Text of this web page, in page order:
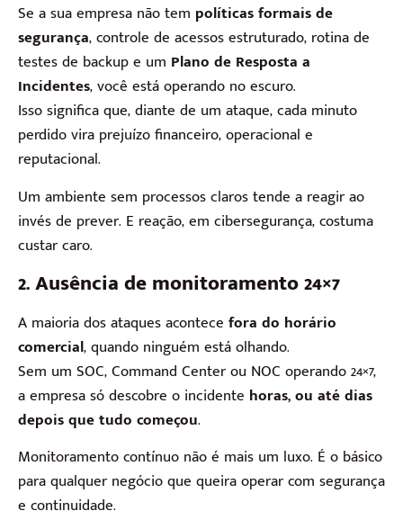
Se a sua empresa não tem políticas formais de
segurança, controle de acessos estruturado, rotina de
testes de backup e um Plano de Resposta a
Incidentes, você está operando no escuro.
Isso significa que, diante de um ataque, cada minuto
perdido vira prejuízo financeiro, operacional e
reputacional.
Um ambiente sem processos claros tende a reagir ao
invés de prever. E reação, em cibersegurança, costuma
custar caro.
2. Ausência de monitoramento 24×7
A maioria dos ataques acontece fora do horário
comercial, quando ninguém está olhando.
Sem um SOC, Command Center ou NOC operando 24×7,
a empresa só descobre o incidente horas, ou até dias
depois que tudo começou.
Monitoramento contínuo não é mais um luxo. É o básico
para qualquer negócio que queira operar com segurança
e continuidade.